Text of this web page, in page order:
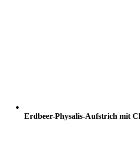
Erdbeer-Physalis-Aufstrich mit